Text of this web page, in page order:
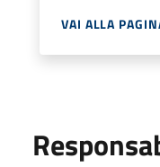
VAI ALLA